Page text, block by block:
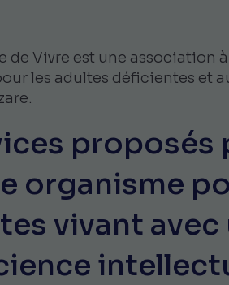
de Vivre est une association
les adultes déficientes et
proposés
organisme
vivant avec